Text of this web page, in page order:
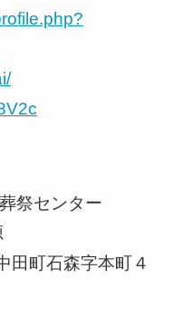
祭センター
田町石森字本町４